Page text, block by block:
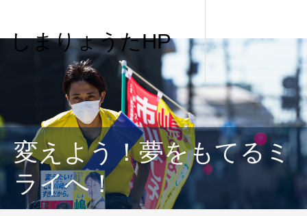
しまりょうたHP
変えよう！夢をもてるミ
ライへ！